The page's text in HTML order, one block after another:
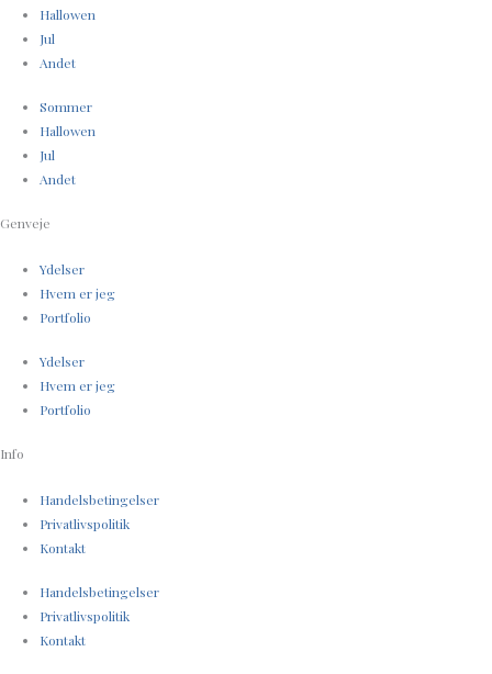
Hallowen
Jul
Andet
Sommer
Hallowen
Jul
Andet
Genveje
Ydelser
Hvem er jeg
Portfolio
Ydelser
Hvem er jeg
Portfolio
Info
Handelsbetingelser
Privatlivspolitik
Kontakt
Handelsbetingelser
Privatlivspolitik
Kontakt